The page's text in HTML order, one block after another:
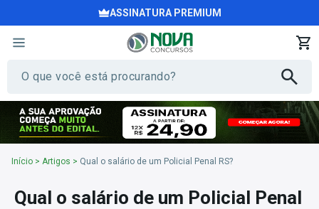
ASSINATURA PREMIUM
Início > Artigos > Qual o salário de um Policial Penal RS?
Qual o salário de um Policial Penal